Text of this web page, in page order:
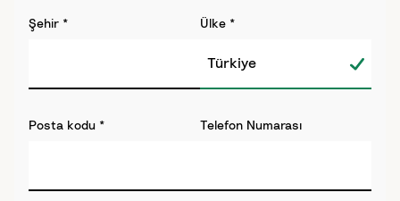
Şehir * Ülke *
Posta kodu * Telefon Numarası